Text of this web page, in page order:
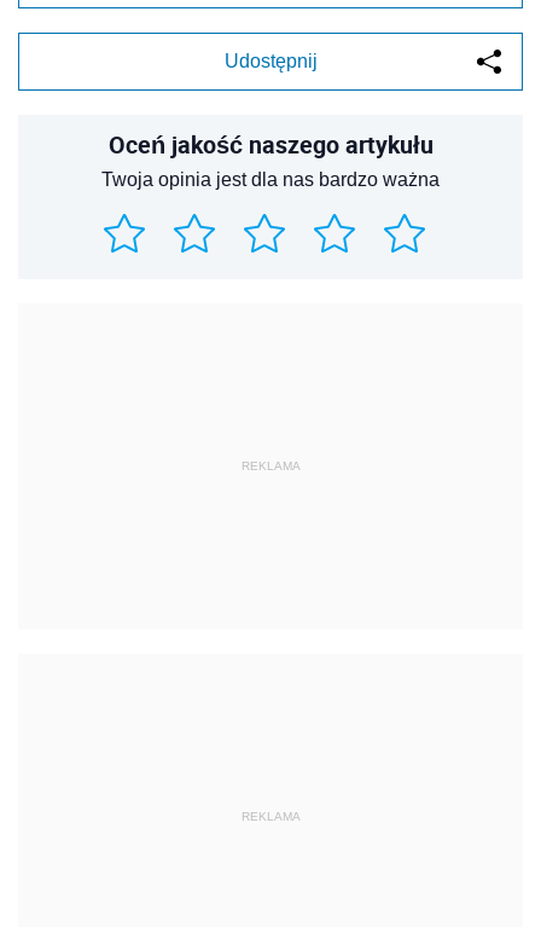
Udostępnij
Oceń jakość naszego artykułu
Twoja opinia jest dla nas bardzo ważna
REKLAMA
REKLAMA